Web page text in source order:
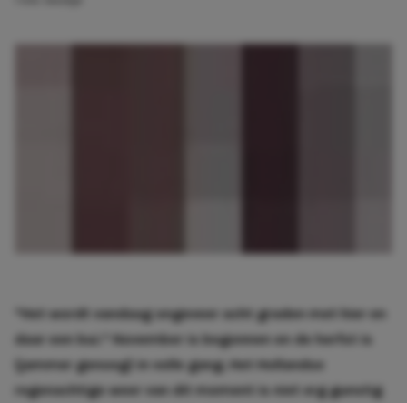
“Het wordt vandaag ongeveer acht graden met hier en
daar een bui.” November is begonnen en de herfst is
(jammer genoeg) in volle gang. Het Hollandse
regenachtige weer van dit moment is niet erg gunstig